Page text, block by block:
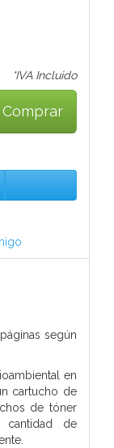
*IVA Incluido
Comprar
según
en
cartucho de
de tóner
cantidad de